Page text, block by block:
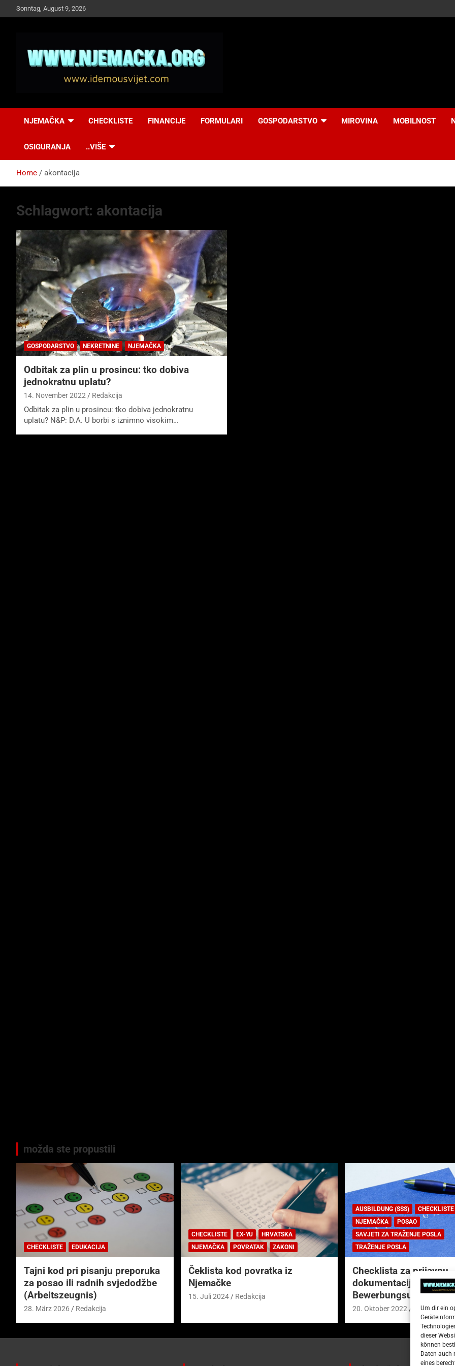
Um dir ein
dieser
können
Daten auch
eines
to
Sonntag, August 9, 2026
Idemo u Svijet-
NJEMAČKA CHECKLISTE FINANCIJE FORMULARI GOSPODARSTVO MIROVINA MOBILNOST
OSIGURANJA ..VIŠE
Home akontacija
Schlagwort: akontacija
GOSPODARSTVO NEKRETNINE NJEMAČKA
Odbitak za plin u prosincu: tko dobiva
jednokratnu uplatu?
14. November 2022 Redakcija
Odbitak za plin u prosincu: tko dobiva jednokratnu
uplatu? N&P: D.A. U borbi s iznimno visokim…
možda ste propustili
CHECKLISTE EDUKACIJA
Tajni kod pri pisanju preporuka
za posao ili radnih svjedodžbe
(Arbeitszeugnis)
28. März 2026 Redakcija
CHECKLISTE EX-YU
HRVATSKA
NJEMAČKA
POVRATAK ZAKONI
Čeklista kod povratka iz
Njemačke
15. Juli 2024 Redakcija
AUSBILDUNG (SSS)
CHECKLISTE
NJEMAČKA
POSAO
SAVJETI ZA TRAŽENJE POSLA
TRAŽENJE POSLA
Checklista za prijavnu
dokumentaciju (njem.
20. Oktober 2022 Redakcija